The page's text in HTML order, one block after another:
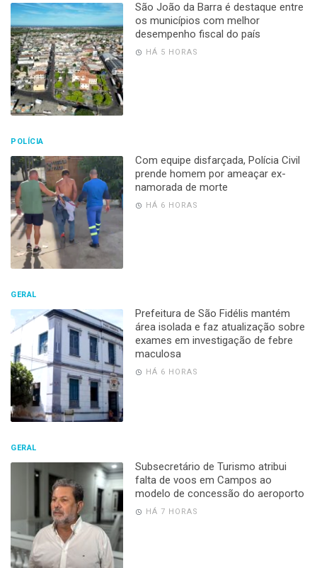
São João da Barra é destaque entre
os municípios com melhor
desempenho fiscal do país
HÁ 5 HORAS
POLÍCIA
Com equipe disfarçada, Polícia Civil
prende homem por ameaçar ex-
namorada de morte
HÁ 6 HORAS
GERAL
Prefeitura de São Fidélis mantém
área isolada e faz atualização sobre
exames em investigação de febre
maculosa
HÁ 6 HORAS
GERAL
Subsecretário de Turismo atribui
falta de voos em Campos ao
modelo de concessão do aeroporto
HÁ 7 HORAS